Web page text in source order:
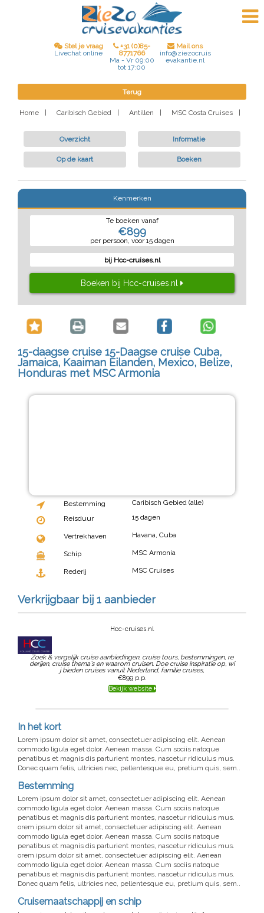
Stel je vraag
Livechat online
+31 (0)85-
8771766
Ma - Vr 09:00
tot 17:00
Mail ons
info@ziezocruis
evakantie.nl
Terug
Home Caribisch Gebied Antillen MSC Costa Cruises
Overzicht Informatie
Op de kaart Boeken
Kenmerken
Te boeken vanaf
€899
per persoon, voor 15 dagen
bij Hcc-cruises.nl
Boeken bij Hcc-cruises.nl
15-daagse cruise 15-Daagse cruise Cuba,
Jamaica, Kaaiman Eilanden, Mexico, Belize,
Honduras met MSC Armonia
Bestemming
Caribisch Gebied (alle)
Reisduur
15 dagen
Vertrekhaven Havana, Cuba
Schip MSC Armonia
Rederij MSC Cruises
Verkrijgbaar bij 1 aanbieder
Hcc-cruises.nl
Zoek & vergelijk cruise aanbiedingen, cruise tours, bestemmingen, re
derijen, cruise thema`s en waarom cruisen. Doe cruise inspiratie op, wi
j bieden cruises vanuit Nederland, familie cruises,
€899p.p.
Bekijk website
In het kort
Lorem ipsum dolor sit amet, consectetuer adipiscing elit. Aenean
commodo ligula eget dolor. Aenean massa. Cum sociis natoque
penatibus et magnis dis parturient montes, nascetur ridiculus mus.
Donec quam felis, ultricies nec, pellentesque eu, pretium quis, sem..
Bestemming
Lorem ipsum dolor sit amet, consectetuer adipiscing elit. Aenean
commodo ligula eget dolor. Aenean massa. Cum sociis natoque
penatibus et magnis dis parturient montes, nascetur ridiculus mus.
orem ipsum dolor sit amet, consectetuer adipiscing elit. Aenean
commodo ligula eget dolor. Aenean massa. Cum sociis natoque
penatibus et magnis dis parturient montes, nascetur ridiculus mus.
orem ipsum dolor sit amet, consectetuer adipiscing elit. Aenean
commodo ligula eget dolor. Aenean massa. Cum sociis natoque
penatibus et magnis dis parturient montes, nascetur ridiculus mus.
Donec quam felis, ultricies nec, pellentesque eu, pretium quis, sem..
Cruisemaatschappij en schip